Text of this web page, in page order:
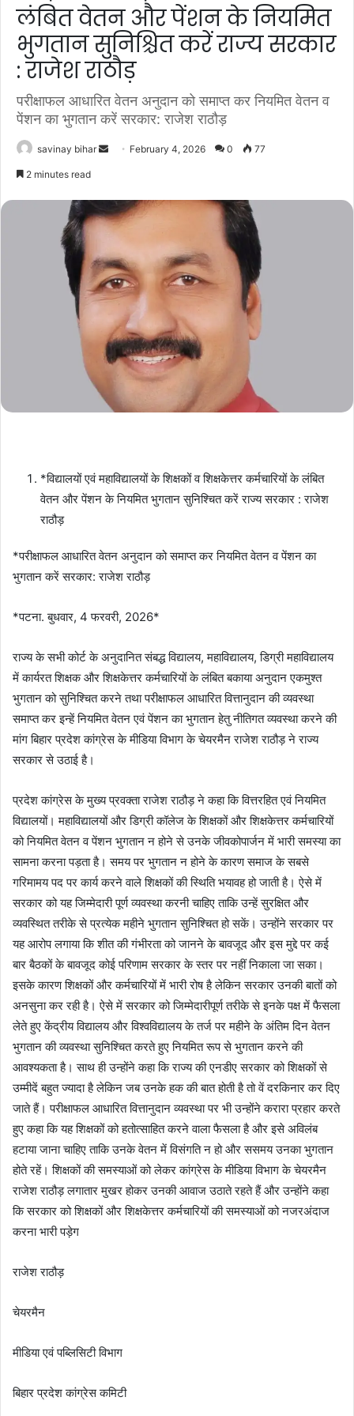
लंबित वेतन और पेंशन के नियमित
भुगतान सुनिश्चित करें राज्य सरकार
: राजेश राठौड़
परीक्षाफल आधारित वेतन अनुदान को समाप्त कर नियमित वेतन व
पेंशन का भुगतान करें सरकार: राजेश राठौड़
savinay bihar
SendFebruary 4, 2026 0 77
2 minutes read
*विद्यालयों एवं महाविद्यालयों के शिक्षकों व शिक्षकेत्तर कर्मचारियों के लंबित
वेतन और पेंशन के नियमित भुगतान सुनिश्चित करें राज्य सरकार : राजेश
राठौड़
*परीक्षाफल आधारित वेतन अनुदान को समाप्त कर नियमित वेतन व पेंशन का
भुगतान करें सरकार: राजेश राठौड़
*पटना. बुधवार, 4 फरवरी, 2026*
राज्य के सभी कोर्ट के अनुदानित संबद्ध विद्यालय, महाविद्यालय, डिग्री महाविद्यालय
में कार्यरत शिक्षक और शिक्षकेत्तर कर्मचारियों के लंबित बकाया अनुदान एकमुश्त
भुगतान को सुनिश्चित करने तथा परीक्षाफल आधारित वित्तानुदान की व्यवस्था
समाप्त कर इन्हें नियमित वेतन एवं पेंशन का भुगतान हेतु नीतिगत व्यवस्था करने की
मांग बिहार प्रदेश कांग्रेस के मीडिया विभाग के चेयरमैन राजेश राठौड़ ने राज्य
सरकार से उठाई है।
प्रदेश कांग्रेस के मुख्य प्रवक्ता राजेश राठौड़ ने कहा कि वित्तरहित एवं नियमित
विद्यालयों। महाविद्यालयों और डिग्री कॉलेज के शिक्षकों और शिक्षकेत्तर कर्मचारियों
को नियमित वेतन व पेंशन भुगतान न होने से उनके जीवकोपार्जन में भारी समस्या का
सामना करना पड़ता है। समय पर भुगतान न होने के कारण समाज के सबसे
गरिमामय पद पर कार्य करने वाले शिक्षकों की स्थिति भयावह हो जाती है। ऐसे में
सरकार को यह जिम्मेदारी पूर्ण व्यवस्था करनी चाहिए ताकि उन्हें सुरक्षित और
व्यवस्थित तरीके से प्रत्येक महीने भुगतान सुनिश्चित हो सकें। उन्होंने सरकार पर
यह आरोप लगाया कि शीत की गंभीरता को जानने के बावजूद और इस मुद्दे पर कई
बार बैठकों के बावजूद कोई परिणाम सरकार के स्तर पर नहीं निकाला जा सका।
इसके कारण शिक्षकों और कर्मचारियों में भारी रोष है लेकिन सरकार उनकी बातों को
अनसुना कर रही है। ऐसे में सरकार को जिम्मेदारीपूर्ण तरीके से इनके पक्ष में फैसला
लेते हुए केंद्रीय विद्यालय और विश्वविद्यालय के तर्ज पर महीने के अंतिम दिन वेतन
भुगतान की व्यवस्था सुनिश्चित करते हुए नियमित रूप से भुगतान करने की
आवश्यकता है। साथ ही उन्होंने कहा कि राज्य की एनडीए सरकार को शिक्षकों से
उम्मीदें बहुत ज्यादा है लेकिन जब उनके हक की बात होती है तो वें दरकिनार कर दिए
जाते हैं। परीक्षाफल आधारित वित्तानुदान व्यवस्था पर भी उन्होंने करारा प्रहार करते
हुए कहा कि यह शिक्षकों को हतोत्साहित करने वाला फैसला है और इसे अविलंब
हटाया जाना चाहिए ताकि उनके वेतन में विसंगति न हो और ससमय उनका भुगतान
होते रहें। शिक्षकों की समस्याओं को लेकर कांग्रेस के मीडिया विभाग के चेयरमैन
राजेश राठौड़ लगातार मुखर होकर उनकी आवाज उठाते रहते हैं और उन्होंने कहा
कि सरकार को शिक्षकों और शिक्षकेत्तर कर्मचारियों की समस्याओं को नजरअंदाज
करना भारी पड़ेग
राजेश राठौड़
चेयरमैन
मीडिया एवं पब्लिसिटी विभाग
बिहार प्रदेश कांग्रेस कमिटी